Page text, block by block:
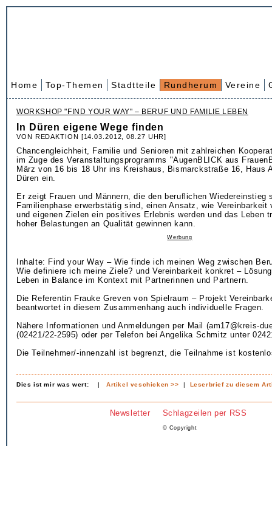
Home Top-Themen Stadtteile Rundherum Vereine
WORKSHOP "FIND YOUR WAY" – BERUF UND FAMILIE LEBEN
In Düren eigene Wege finden
VON REDAKTION [14.03.2012, 08.27 UHR]
Chancengleichheit, Familie und Senioren mit zahlreichen
im Zuge des Veranstaltungsprogramms "AugenBLICK aus
März von 16 bis 18 Uhr ins Kreishaus, Bismarckstraße 16, Haus
Düren ein.
Er zeigt Frauen und Männern, die den beruflichen Wiedereinstieg
Familienphase erwerbstätig sind, einen Ansatz, wie Vereinbarkeit
und eigenen Zielen ein positives Erlebnis werden und das Leben
hoher Belastungen an Qualität gewinnen kann.
Werbung
Inhalte: Find your Way – Wie finde ich meinen Weg zwischen
Wie definiere ich meine Ziele? und Vereinbarkeit konkret –
Leben in Balance im Kontext mit Partnerinnen und Partnern.
Die Referentin Frauke Greven von Spielraum – Projekt
beantwortet in diesem Zusammenhang auch individuelle Fragen.
Nähere Informationen und Anmeldungen per Mail (am17@kreis-
(02421/22-2595) oder per Telefon bei Angelika Schmitz unter
Die Teilnehmer/-innenzahl ist begrenzt, die Teilnahme ist
Dies ist mir was wert: |Artikel veschicken >> | Leserbrief zu diesem
Newsletter Schlagzeilen per RSS
© Copyright